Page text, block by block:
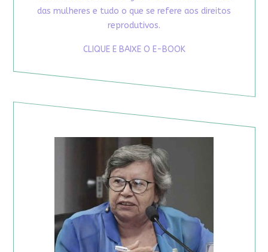
das mulheres e tudo o que se refere aos direitos
reprodutivos.
CLIQUE E BAIXE O E-BOOK